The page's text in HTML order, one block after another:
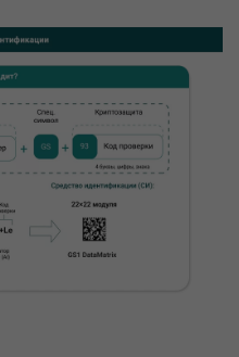
на сайте. Эти
как
увеличить его
функционал
для пользователей.
для
качества
помогают